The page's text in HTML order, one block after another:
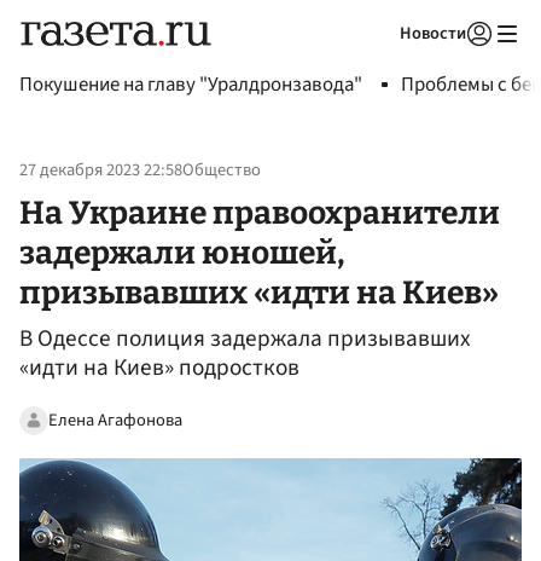
Новости
Покушение на главу "Уралдронзавода" Проблемы с
27 декабря 2023 22:58Общество
На Украине правоохранители
задержали юношей,
призывавших «идти на Киев»
В Одессе полиция задержала призывавших
«идти на Киев» подростков
Елена Агафонова